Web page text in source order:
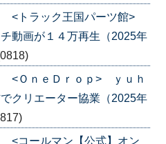
<トラック王国パーツ館>
動画が１４万再生（2025年
<ＯｎｅＤｒｏｐ> ｙｕｈ
クリエーター協業（2025年
<コールマン【公式】オン